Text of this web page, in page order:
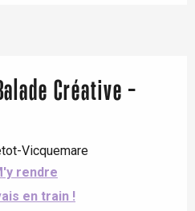
Créative -
Vicquemare
rendre
en train !